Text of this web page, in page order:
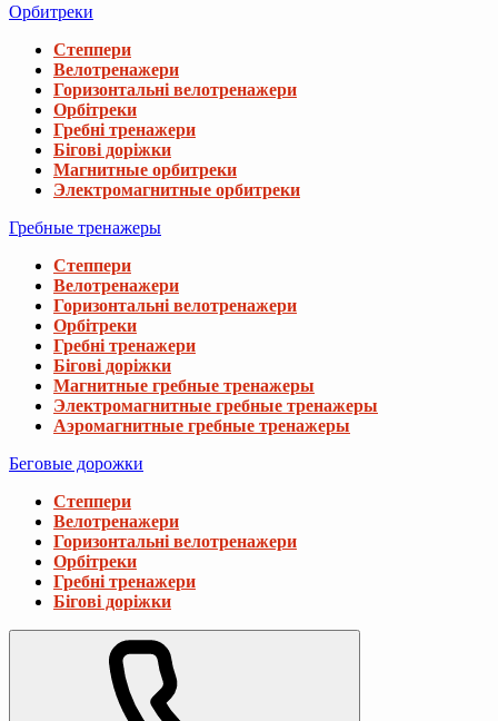
Орбитреки
Степпери
Велотренажери
Горизонтальні велотренажери
Орбітреки
Гребні тренажери
Бігові доріжки
Магнитные орбитреки
Электромагнитные орбитреки
Гребные тренажеры
Степпери
Велотренажери
Горизонтальні велотренажери
Орбітреки
Гребні тренажери
Бігові доріжки
Магнитные гребные тренажеры
Электромагнитные гребные тренажеры
Аэромагнитные гребные тренажеры
Беговые дорожки
Степпери
Велотренажери
Горизонтальні велотренажери
Орбітреки
Гребні тренажери
Бігові доріжки